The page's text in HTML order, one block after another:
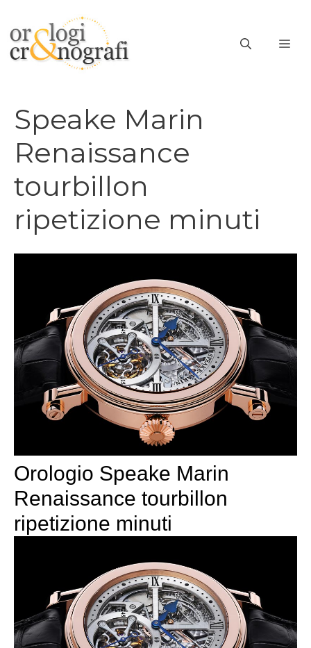
contenuto
Speake Marin
Renaissance
tourbillon
ripetizione minuti
Orologio Speake Marin
Renaissance tourbillon
ripetizione minuti